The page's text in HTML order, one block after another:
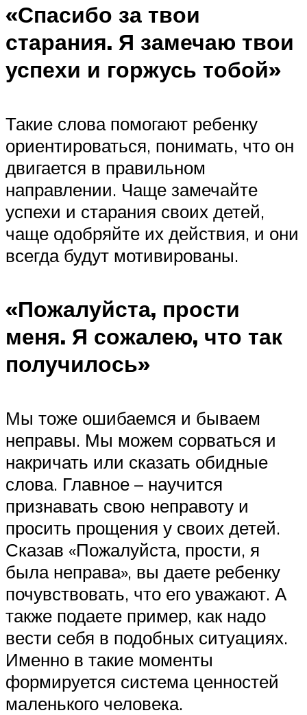
«Спасибо за твои
старания. Я замечаю твои
успехи и горжусь тобой»
Такие слова помогают ребенку
ориентироваться, понимать, что он
двигается в правильном
направлении. Чаще замечайте
успехи и старания своих детей,
чаще одобряйте их действия, и они
всегда будут мотивированы.
«Пожалуйста, прости
меня. Я сожалею, что так
получилось»
Мы тоже ошибаемся и бываем
неправы. Мы можем сорваться и
накричать или сказать обидные
слова. Главное – научится
признавать свою неправоту и
просить прощения у своих детей.
Сказав «Пожалуйста, прости, я
была неправа», вы даете ребенку
почувствовать, что его уважают. А
также подаете пример, как надо
вести себя в подобных ситуациях.
Именно в такие моменты
формируется система ценностей
маленького человека.